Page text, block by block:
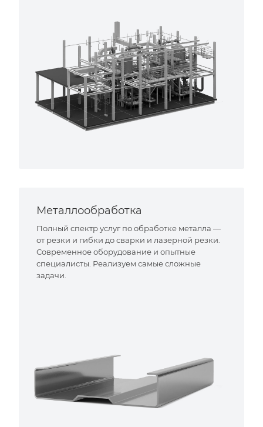
Металлообработка
Полный спектр услуг по обработке металла —
от резки и гибки до сварки и лазерной резки.
Современное оборудование и опытные
специалисты. Реализуем самые сложные
задачи.